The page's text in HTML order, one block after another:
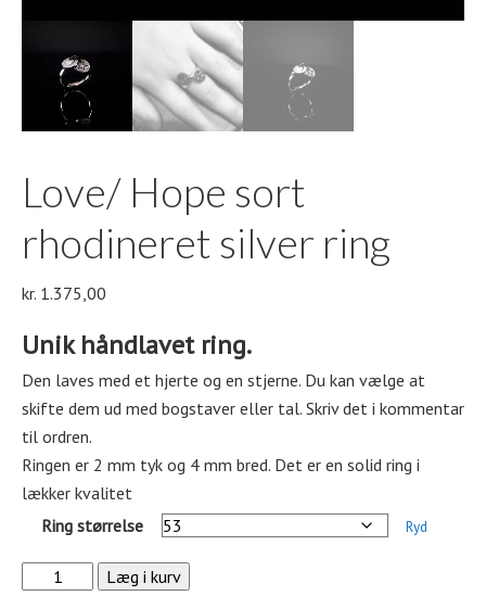
Love/ Hope sort
rhodineret silver ring
kr. 1.375,00
Unik håndlavet ring.
Den laves med et hjerte og en stjerne. Du kan vælge at
skifte dem ud med bogstaver eller tal. Skriv det i kommentar
til ordren.
Ringen er 2 mm tyk og 4 mm bred. Det er en solid ring i
lækker kvalitet
Ring størrelse
Ryd
Love/
Læg i kurv